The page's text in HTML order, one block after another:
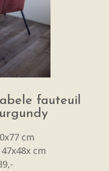
fauteuil
cm
cm